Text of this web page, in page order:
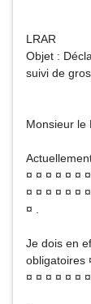
LRAR
Objet :
suivi de
Monsieur le
¤ ¤ ¤ ¤ ¤ ¤
¤ ¤ ¤ ¤ ¤ ¤
¤ .
Je dois en
obligatoires
¤ ¤ ¤ ¤ ¤ ¤